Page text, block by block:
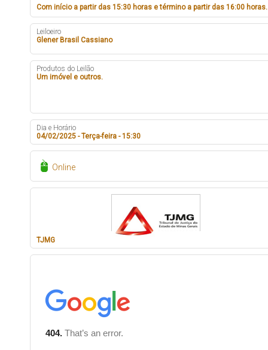
Com início a partir das 15:30 horas e término a partir das 16:00 horas.
Leiloeiro
Glener Brasil Cassiano
Produtos do Leilão
Um imóvel e outros.
Dia e Horário
04/02/2025 - Terça-feira - 15:30
Online
TJMG